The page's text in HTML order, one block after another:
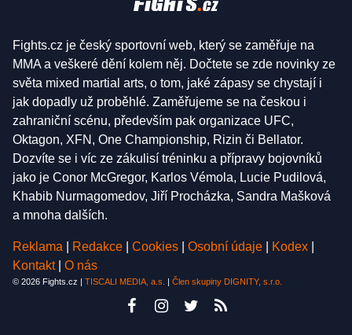
Fights.cz je český sportovní web, který se zaměřuje na
MMA a veškeré dění kolem něj. Dočtete se zde novinky ze
světa mixed martial arts, o tom, jaké zápasy se chystají i
jak dopadly už proběhlé. Zaměřujeme se na českou i
zahraniční scénu, především pak organizace UFC,
Oktagon, XFN, One Championship, Rizin či Bellator.
Dozvíte se i víc ze zákulisí tréninku a přípravy bojovníků
jako je Conor McGregor, Karlos Vémola, Lucie Pudilová,
Khabib Nurmagomedov, Jiří Procházka, Sandra Mašková
a mnoha dalších.
Reklama Redakce Cookies Osobní údaje Kodex
Kontakt
O nás
© 2026 Fights.cz | TISCALI MEDIA, a.s. | Člen skupiny DIGNITY, s.r.o.